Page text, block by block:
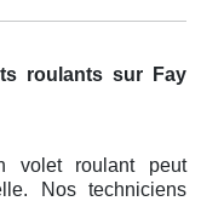
roulants sur Fay
volet roulant peut
Nos techniciens